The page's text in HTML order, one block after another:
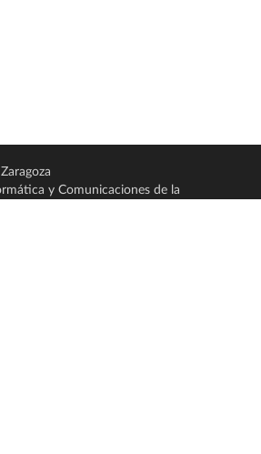
y Comunicaciones de la